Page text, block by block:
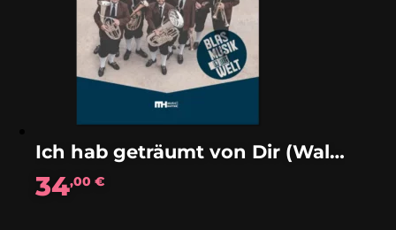
Ich hab geträumt von Dir (Walzer)
34,00€